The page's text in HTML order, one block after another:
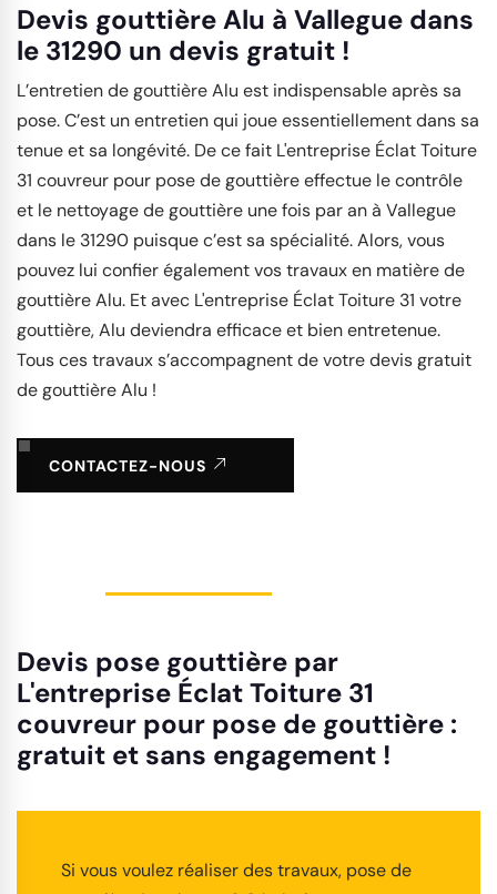
Devis gouttière Alu à Vallegue dans
le 31290 un devis gratuit !
L’entretien de gouttière Alu est indispensable après sa
pose. C’est un entretien qui joue essentiellement dans sa
tenue et sa longévité. De ce fait L'entreprise Éclat Toiture
31 couvreur pour pose de gouttière effectue le contrôle
et le nettoyage de gouttière une fois par an à Vallegue
dans le 31290 puisque c’est sa spécialité. Alors, vous
pouvez lui confier également vos travaux en matière de
gouttière Alu. Et avec L'entreprise Éclat Toiture 31 votre
gouttière, Alu deviendra efficace et bien entretenue.
Tous ces travaux s’accompagnent de votre devis gratuit
de gouttière Alu !
CONTACTEZ-NOUS
Devis pose gouttière par
L'entreprise Éclat Toiture 31
couvreur pour pose de gouttière :
gratuit et sans engagement !
Si vous voulez réaliser des travaux, pose de